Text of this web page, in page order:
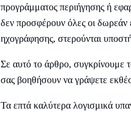
προγράμματος περιήγησης ή
δεν προσφέρουν όλες οι δωρεάν
ηχογράφησης, στερούνται
Σε αυτό το άρθρο, συγκρίνουμε
σας βοηθήσουν να γράψετε
Τα επτά καλύτερα λογισμικά